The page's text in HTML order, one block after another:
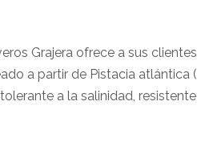
Grajera ofrece a sus
a partir de Pistacia
a la salinidad,